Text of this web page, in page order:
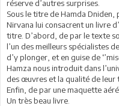
réserve d’autres surprises.
Sous le titre de Hamda Dniden,
Nirvana lui consacrent un livre
titre. D’abord, de par le texte
l’un des meilleurs spécialistes
d’y plonger, et en guise de
Hamza nous introduit dans
des œuvres et la qualité de leur
Enfin, de par une maquette
Un très beau livre.